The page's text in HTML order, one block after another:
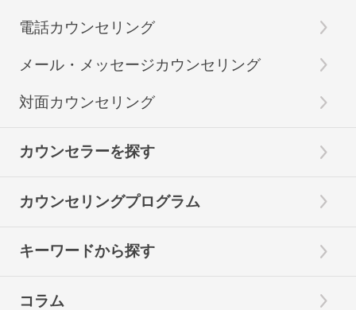
電話カウンセリング
メール・メッセージカウンセリング
対面カウンセリング
カウンセラーを探す
カウンセリングプログラム
キーワードから探す
コラム